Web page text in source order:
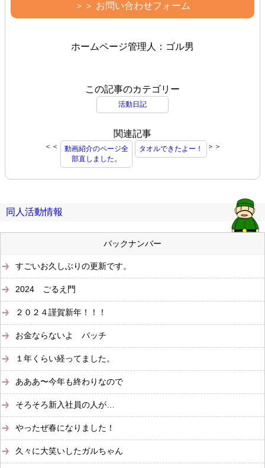
＞＞ お問い合わせフォーム
ホームページ管理人：ゴル男
この記事のカテゴリー
活動日記
関連記事
＜＜
動画紹介のページ全
部直しました。
タオルできたよー！ ＞＞
同人活動情報
バックナンバー
すごいお久しぶりの更新です。
2024 ごるえ門
２０２４謹賀新年！！！
お金ならないよ バッチ
１年くらい経ってました。
あああ〜今年も終わりなので
そろそろ新入社員の人が…
やったぜ春になりました！
久々に大笑いしたガルちゃん